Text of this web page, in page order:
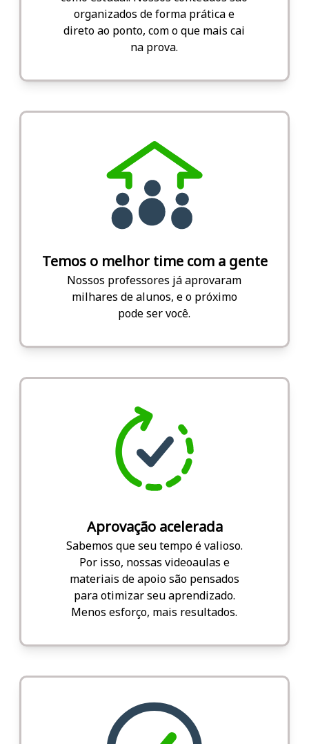
organizados de forma prática e
direto ao ponto, com o que mais cai
na prova.
Temos o melhor time com a gente
Nossos professores já aprovaram
milhares de alunos, e o próximo
pode ser você.
Aprovação acelerada
Sabemos que seu tempo é valioso.
Por isso, nossas videoaulas e
materiais de apoio são pensados
para otimizar seu aprendizado.
Menos esforço, mais resultados.